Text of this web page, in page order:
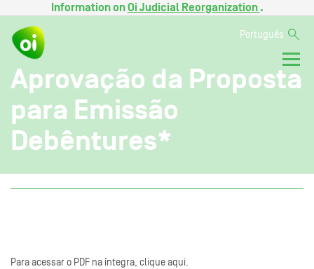
Information onOi Judicial Reorganization .
Português
Aprovação da Proposta
para Emissão
Debêntures*
Para acessar o PDF na íntegra, clique aqui.